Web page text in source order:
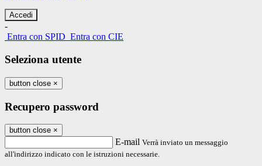
-
Entra con SPID Entra con CIE
Seleziona utente
button close ×
Recupero password
button close ×
E-mail Verrà inviato un messaggio
all'indirizzo indicato con le istruzioni necessarie.